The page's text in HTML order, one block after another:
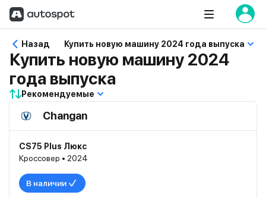
Назад Купить новую машину 2024 года выпуска
Купить новую машину 2024
года выпуска
Рекомендуемые
Changan
CS75 Plus Люкс
Кроссовер • 2024
В наличии